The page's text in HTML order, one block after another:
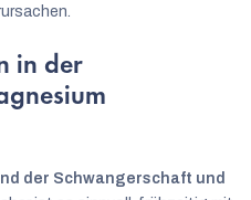
in der
der Schwangerschaft und